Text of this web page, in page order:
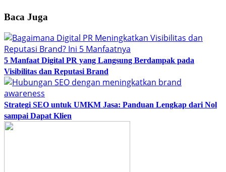
Baca Juga
5 Manfaat Digital PR yang Langsung Berdampak pada
Visibilitas dan Reputasi Brand
Strategi SEO untuk UMKM Jasa: Panduan Lengkap dari Nol
sampai Dapat Klien